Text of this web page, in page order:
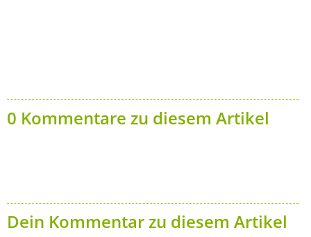
0 Kommentare zu diesem Artikel
Dein Kommentar zu diesem Artikel